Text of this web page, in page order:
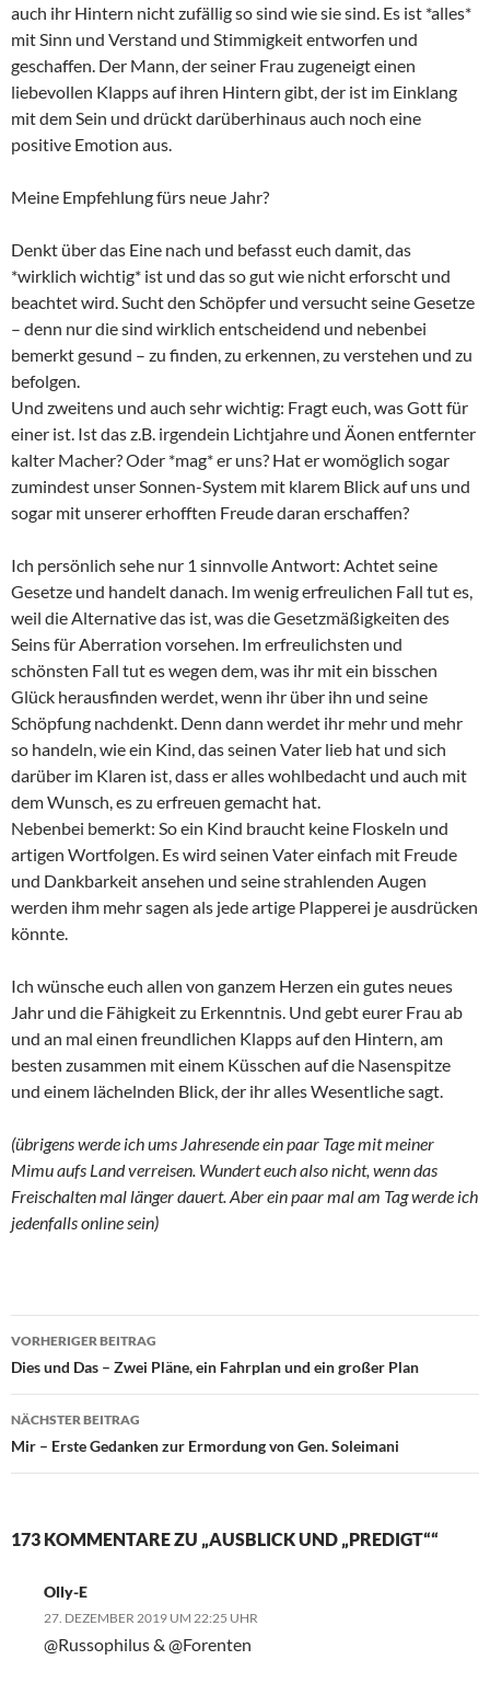
auch ihr Hintern nicht zufällig so sind wie sie sind. Es ist *alles*
mit Sinn und Verstand und Stimmigkeit entworfen und
geschaffen. Der Mann, der seiner Frau zugeneigt einen
liebevollen Klapps auf ihren Hintern gibt, der ist im Einklang
mit dem Sein und drückt darüberhinaus auch noch eine
positive Emotion aus.
Meine Empfehlung fürs neue Jahr?
Denkt über das Eine nach und befasst euch damit, das
*wirklich wichtig* ist und das so gut wie nicht erforscht und
beachtet wird. Sucht den Schöpfer und versucht seine Gesetze
– denn nur die sind wirklich entscheidend und nebenbei
bemerkt gesund – zu finden, zu erkennen, zu verstehen und zu
befolgen.
Und zweitens und auch sehr wichtig: Fragt euch, was Gott für
einer ist. Ist das z.B. irgendein Lichtjahre und Äonen entfernter
kalter Macher? Oder *mag* er uns? Hat er womöglich sogar
zumindest unser Sonnen-System mit klarem Blick auf uns und
sogar mit unserer erhofften Freude daran erschaffen?
Ich persönlich sehe nur 1 sinnvolle Antwort: Achtet seine
Gesetze und handelt danach. Im wenig erfreulichen Fall tut es,
weil die Alternative das ist, was die Gesetzmäßigkeiten des
Seins für Aberration vorsehen. Im erfreulichsten und
schönsten Fall tut es wegen dem, was ihr mit ein bisschen
Glück herausfinden werdet, wenn ihr über ihn und seine
Schöpfung nachdenkt. Denn dann werdet ihr mehr und mehr
so handeln, wie ein Kind, das seinen Vater lieb hat und sich
darüber im Klaren ist, dass er alles wohlbedacht und auch mit
dem Wunsch, es zu erfreuen gemacht hat.
Nebenbei bemerkt: So ein Kind braucht keine Floskeln und
artigen Wortfolgen. Es wird seinen Vater einfach mit Freude
und Dankbarkeit ansehen und seine strahlenden Augen
werden ihm mehr sagen als jede artige Plapperei je ausdrücken
könnte.
Ich wünsche euch allen von ganzem Herzen ein gutes neues
Jahr und die Fähigkeit zu Erkenntnis. Und gebt eurer Frau ab
und an mal einen freundlichen Klapps auf den Hintern, am
besten zusammen mit einem Küsschen auf die Nasenspitze
und einem lächelnden Blick, der ihr alles Wesentliche sagt.
(übrigens werde ich ums Jahresende ein paar Tage mit meiner
Mimu aufs Land verreisen. Wundert euch also nicht, wenn das
Freischalten mal länger dauert. Aber ein paar mal am Tag werde ich
jedenfalls online sein)
Beitragsnavigation
VORHERIGER BEITRAG
Dies und Das – Zwei Pläne, ein Fahrplan und ein großer Plan
NÄCHSTER BEITRAG
Mir – Erste Gedanken zur Ermordung von Gen. Soleimani
173 KOMMENTARE ZU „AUSBLICK UND „PREDIGT““
Olly-E
27. DEZEMBER 2019 UM 22:25 UHR
@Russophilus & @Forenten